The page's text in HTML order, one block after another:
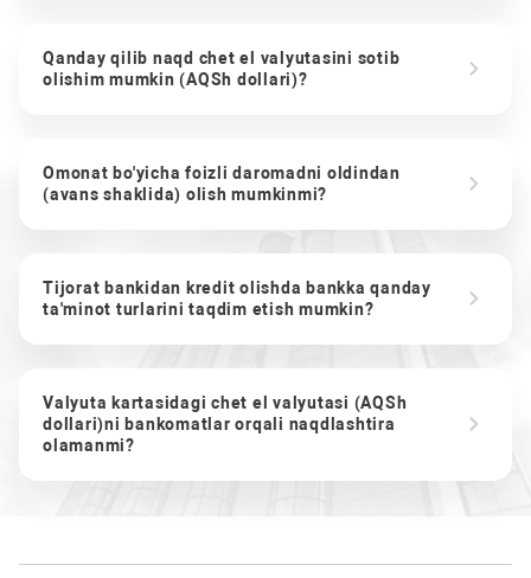
Qanday qilib naqd chet el valyutasini sotib
olishim mumkin (AQSh dollari)?
Omonat bo'yicha foizli daromadni oldindan
(avans shaklida) olish mumkinmi?
Tijorat bankidan kredit olishda bankka qanday
ta'minot turlarini taqdim etish mumkin?
Valyuta kartasidagi chet el valyutasi (AQSh
dollari)ni bankomatlar orqali naqdlashtira
olamanmi?